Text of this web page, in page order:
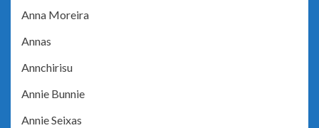
Anna Moreira
Annas
Annchirisu
Annie Bunnie
Annie Seixas